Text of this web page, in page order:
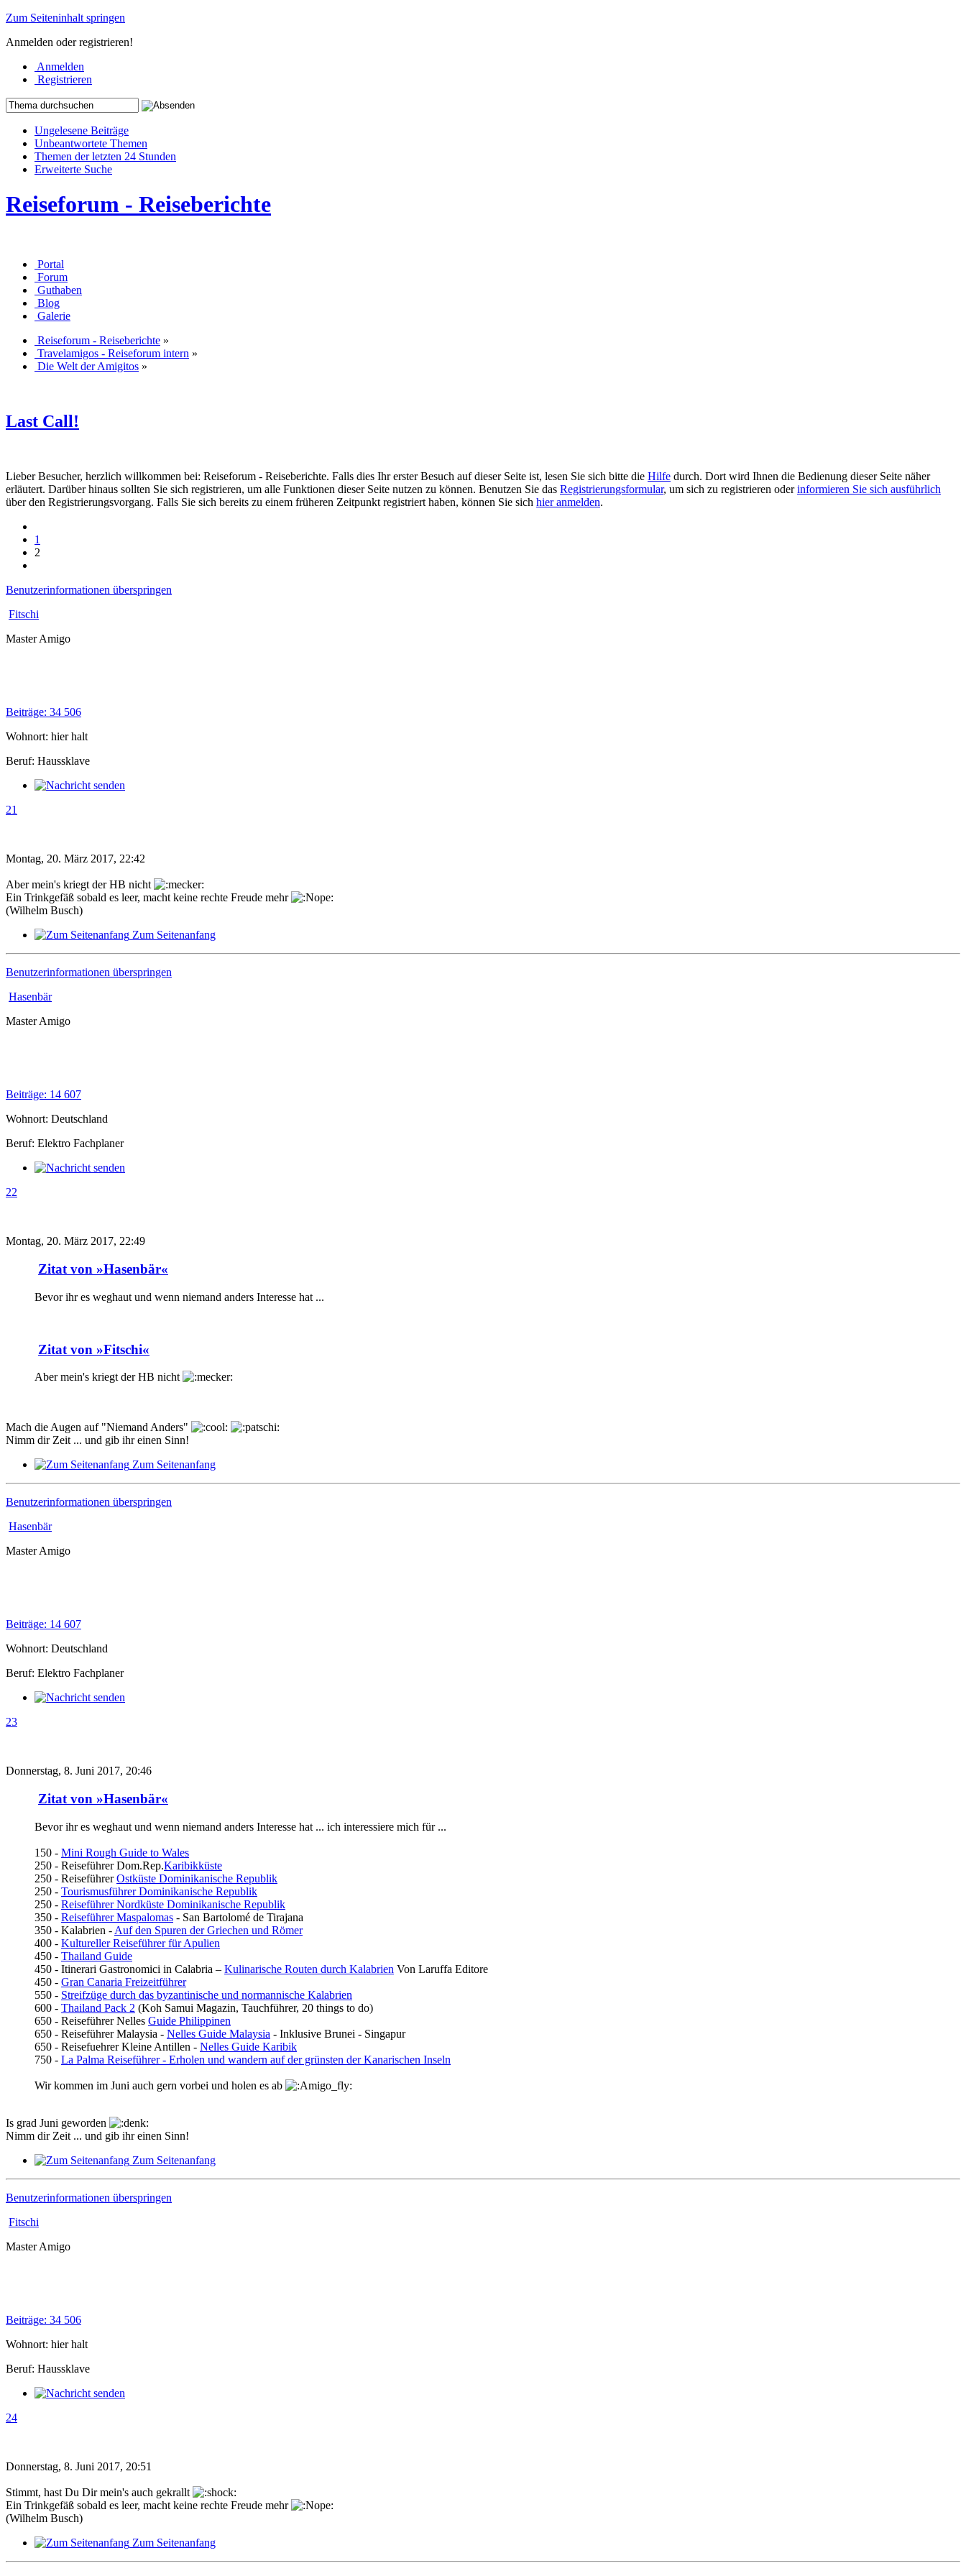
Zum Seiteninhalt springen
Anmelden oder registrieren!
Anmelden
Registrieren
Ungelesene Beiträge
Unbeantwortete Themen
Themen der letzten 24 Stunden
Erweiterte Suche
Reiseforum - Reiseberichte
Portal
Forum
Guthaben
Blog
Galerie
Reiseforum - Reiseberichte »
Travelamigos - Reiseforum intern »
Die Welt der Amigitos »
Last Call!
Lieber Besucher, herzlich willkommen bei: Reiseforum - Reiseberichte. Falls dies Ihr erster Besuch auf dieser Seite ist, lesen Sie sich bitte die Hilfe durch. Dort wird Ihnen die Bedienung dieser Seite näher
erläutert. Darüber hinaus sollten Sie sich registrieren, um alle Funktionen dieser Seite nutzen zu können. Benutzen Sie das Registrierungsformular, um sich zu registrieren oderinformieren Sie sich ausführlich
über den Registrierungsvorgang. Falls Sie sich bereits zu einem früheren Zeitpunkt registriert haben, können Sie sich hier anmelden.
1
2
Benutzerinformationen überspringen
Fitschi
Master Amigo
Beiträge: 34 506
Wohnort: hier halt
Beruf: Haussklave
21
Montag, 20. März 2017, 22:42
Aber mein's kriegt der HB nicht
Ein Trinkgefäß sobald es leer, macht keine rechte Freude mehr
(Wilhelm Busch)
Zum Seitenanfang
Benutzerinformationen überspringen
Hasenbär
Master Amigo
Beiträge: 14 607
Wohnort: Deutschland
Beruf: Elektro Fachplaner
22
Montag, 20. März 2017, 22:49
Zitat von »Hasenbär«
Bevor ihr es weghaut und wenn niemand anders Interesse hat ...
Zitat von »Fitschi«
Aber mein's kriegt der HB nicht
Mach die Augen auf "Niemand Anders"
Nimm dir Zeit ... und gib ihr einen Sinn!
Zum Seitenanfang
Benutzerinformationen überspringen
Hasenbär
Master Amigo
Beiträge: 14 607
Wohnort: Deutschland
Beruf: Elektro Fachplaner
23
Donnerstag, 8. Juni 2017, 20:46
Zitat von »Hasenbär«
Bevor ihr es weghaut und wenn niemand anders Interesse hat ... ich interessiere mich für ...
150 - Mini Rough Guide to Wales
250 - Reiseführer Dom.Rep.Karibikküste
250 - ReiseführerOstküste Dominikanische Republik
250 - Tourismusführer Dominikanische Republik
250 - Reiseführer Nordküste Dominikanische Republik
350 - Reiseführer Maspalomas - San Bartolomé de Tirajana
350 - Kalabrien - Auf den Spuren der Griechen und Römer
400 - Kultureller Reiseführer für Apulien
450 - Thailand Guide
450 - Itinerari Gastronomici in Calabria – Kulinarische Routen durch Kalabrien Von Laruffa Editore
450 - Gran Canaria Freizeitführer
550 - Streifzüge durch das byzantinische und normannische Kalabrien
600 - Thailand Pack 2 (Koh Samui Magazin, Tauchführer, 20 things to do)
650 - Reiseführer Nelles Guide Philippinen
650 - Reiseführer Malaysia - Nelles Guide Malaysia - Inklusive Brunei - Singapur
650 - Reisefuehrer Kleine Antillen - Nelles Guide Karibik
750 - La Palma Reiseführer - Erholen und wandern auf der grünsten der Kanarischen Inseln
Wir kommen im Juni auch gern vorbei und holen es ab
Is grad Juni geworden
Nimm dir Zeit ... und gib ihr einen Sinn!
Zum Seitenanfang
Benutzerinformationen überspringen
Fitschi
Master Amigo
Beiträge: 34 506
Wohnort: hier halt
Beruf: Haussklave
24
Donnerstag, 8. Juni 2017, 20:51
Stimmt, hast Du Dir mein's auch gekrallt
Ein Trinkgefäß sobald es leer, macht keine rechte Freude mehr
(Wilhelm Busch)
Zum Seitenanfang